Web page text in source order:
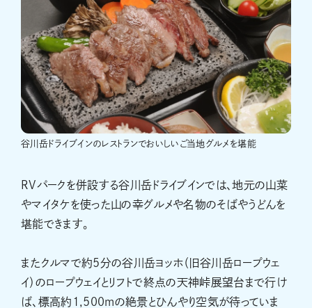
谷川岳ドライブインのレストランでおいしいご当地グルメを堪能
RVパークを併設する谷川岳ドライブインでは、地元の山菜
やマイタケを使った山の幸グルメや名物のそばやうどんを
堪能できます。
またクルマで約5分の谷川岳ヨッホ（旧谷川岳ロープウェ
イ）のロープウェイとリフトで終点の天神峠展望台まで行け
ば、標高約1,500mの絶景とひんやり空気が待っていま